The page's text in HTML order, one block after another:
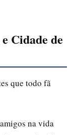
Cidade de
que todo fã
na vida